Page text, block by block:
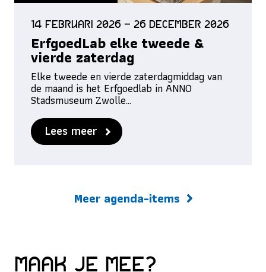
14 februari 2026 – 26 december 2026
ErfgoedLab elke tweede &
vierde zaterdag
Elke tweede en vierde zaterdagmiddag van
de maand is het Erfgoedlab in ANNO
Stadsmuseum Zwolle…
Lees meer
Meer agenda-items
Maak je mee?